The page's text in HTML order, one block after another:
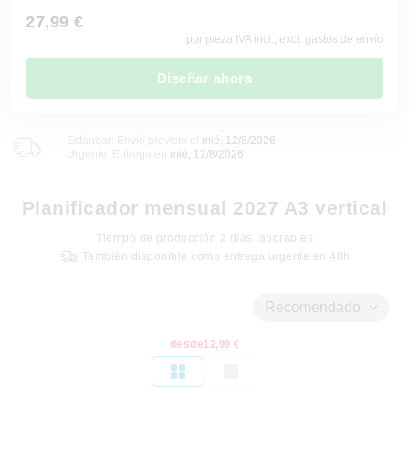
27,99 €
por pieza IVA incl., excl. gastos de envío
Diseñar ahora
mié, 12/8/2026
Urgente: Entrega en
mié, 12/8/2026
Planificador mensual 2027 A3 vertical
Tiempo de producción 2 días laborables
También disponible como entrega urgente en 48h
Recomendado
desde12,99 €